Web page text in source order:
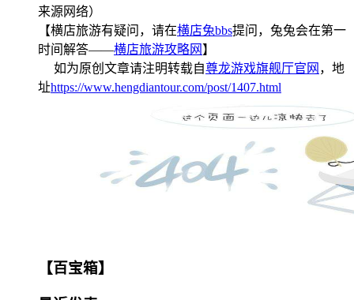
来源网络）
【横店旅游有疑问，请在横店兔bbs提问，兔兔会在第一
时间解答——横店旅游攻略网 】
如为原创文章请注明转载自尊龙游戏旗舰厅官网 ，地
址https://www.hengdiantour.com/post/1407.html
【百宝箱】